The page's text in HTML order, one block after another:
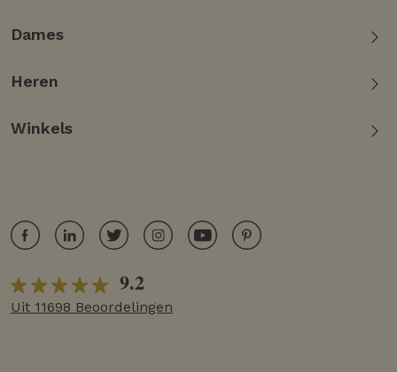
Dames
Heren
Winkels
9.2
Uit 11698 Beoordelingen